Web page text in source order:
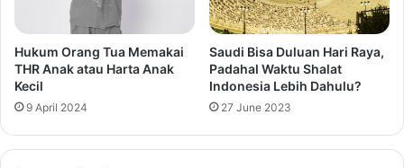
Hukum Orang Tua Memakai
THR Anak atau Harta Anak
Kecil
9 April 2024
Saudi Bisa Duluan Hari Raya,
Padahal Waktu Shalat
Indonesia Lebih Dahulu?
27 June 2023